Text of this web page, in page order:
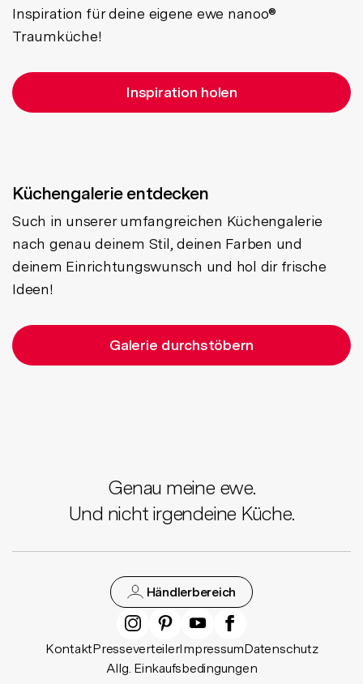
Inspiration für deine eigene ewe nanoo®
Traumküche!
Inspiration holen
Küchengalerie entdecken
Such in unserer umfangreichen Küchengalerie
nach genau deinem Stil, deinen Farben und
deinem Einrichtungswunsch und hol dir frische
Ideen!
Galerie durchstöbern
Genau meine ewe.
Und nicht irgendeine Küche.
Händlerbereich
KontaktPresseverteilerImpressumDatenschutz
Allg. Einkaufsbedingungen